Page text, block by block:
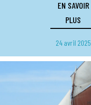
EN SAVOIR
PLUS
24 avril 2025